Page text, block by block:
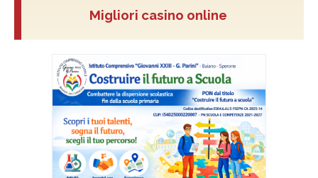
Migliori casino online